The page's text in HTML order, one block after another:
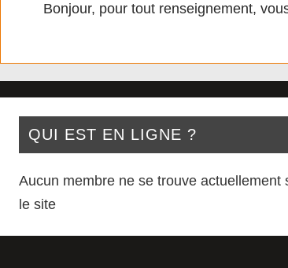
Bonjour, pour tout renseignement,
QUI EST EN LIGNE ?
Aucun membre ne se trouve actuellement
le site